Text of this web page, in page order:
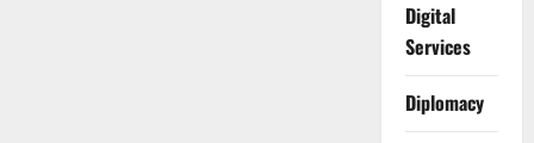
Digital
Services
Diplomacy